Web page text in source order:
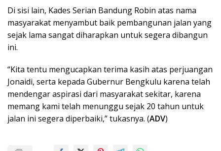
Di sisi lain, Kades Serian Bandung Robin atas nama
masyarakat menyambut baik pembangunan jalan yang
sejak lama sangat diharapkan untuk segera dibangun
ini.
“Kita tentu mengucapkan terima kasih atas perjuangan
Jonaidi, serta kepada Gubernur Bengkulu karena telah
mendengar aspirasi dari masyarakat sekitar, karena
memang kami telah menunggu sejak 20 tahun untuk
jalan ini segera diperbaiki,” tukasnya. (ADV)